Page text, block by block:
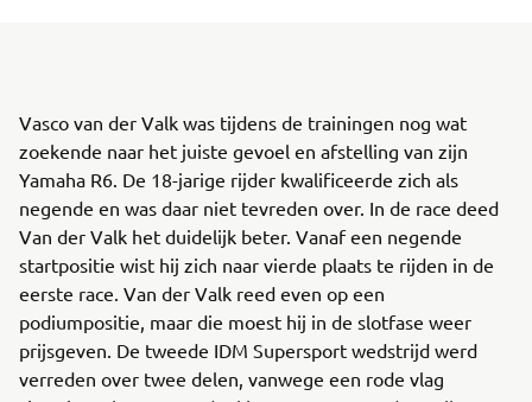
Vasco van der Valk was tijdens de trainingen nog wat
zoekende naar het juiste gevoel en afstelling van zijn
Yamaha R6. De 18-jarige rijder kwalificeerde zich als
negende en was daar niet tevreden over. In de race deed
Van der Valk het duidelijk beter. Vanaf een negende
startpositie wist hij zich naar vierde plaats te rijden in de
eerste race. Van der Valk reed even op een
podiumpositie, maar die moest hij in de slotfase weer
prijsgeven. De tweede IDM Supersport wedstrijd werd
verreden over twee delen, vanwege een rode vlag